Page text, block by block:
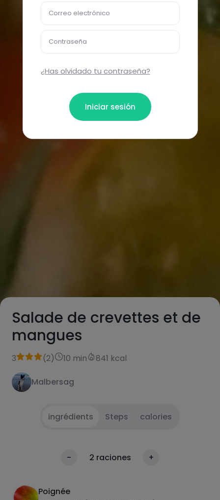
Salade de crevettes et de
mangues
3 (2) 10 min 841 kcal
Malbersag
ingrédients Steps calories
- 2 raciones +
Poignée
Faire cuire les crevettes dans la poêle.
Hacher les ingrédients et mettre le tout dans
rapide et frais.
Correo electrónico
Contraseña
¿Has olvidado tu contraseña?
Iniciar sesión